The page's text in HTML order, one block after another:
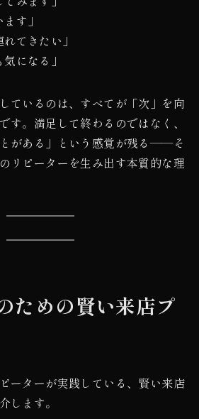
す」
てきたい」
になる」
ているのは、すべてが「次」を向
す。満足して終わるのではなく、
とがある」という感覚が残る——そ
リピーターを生み出す本質的な理
ための賢い来店プ
ーターが実践している、賢い来店
します。